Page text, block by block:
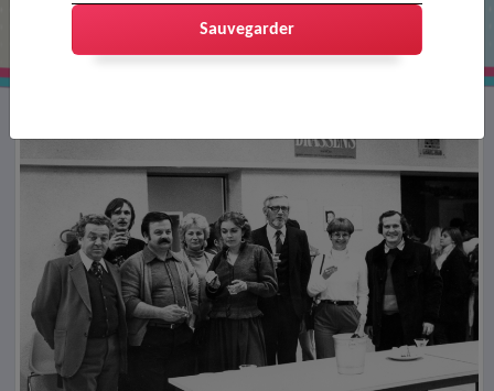
Sauvegarder